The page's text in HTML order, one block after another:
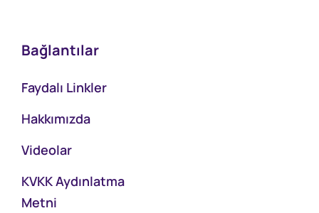
Bağlantılar
Faydalı Linkler
Hakkımızda
Videolar
KVKK Aydınlatma
Metni